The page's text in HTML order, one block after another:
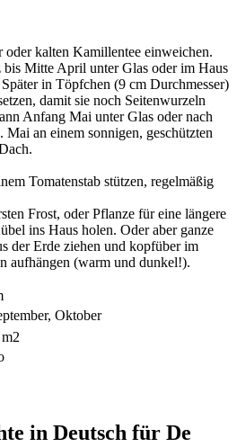
oder kalten Kamillentee einweichen.
Mitte April unter Glas oder im Haus
in Töpfchen (9 cm Durchmesser)
damit sie noch Seitenwurzeln
Anfang Mai unter Glas oder nach
Mai an einem sonnigen, geschützten
Tomatenstab stützen, regelmäßig
Frost, oder Pflanze für eine längere
ins Haus holen. Oder aber ganze
der Erde ziehen und kopfüber im
aufhängen (warm und dunkel!).
Oktober
in Deutsch für De